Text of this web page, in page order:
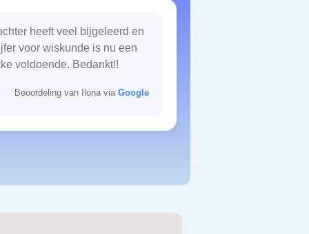
heeft veel bijgeleerd en
voor wiskunde is nu een
voldoende. Bedankt!!
Beoordeling van Ilona via Google